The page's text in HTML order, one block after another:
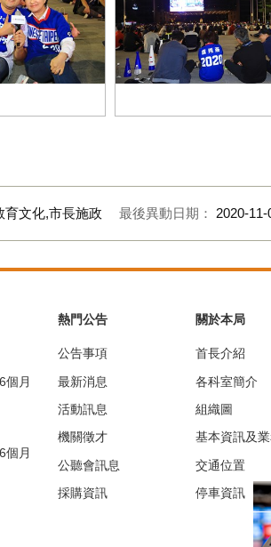
育文化,市長施政 最後異動日期： 2020-11-
個月
個月
熱門公告
公告事項
最新消息
活動訊息
機關徵才
公聽會訊息
採購資訊
關於本局
首長介紹
各科室簡介
組織圖
基本資訊及
交通位置
停車資訊